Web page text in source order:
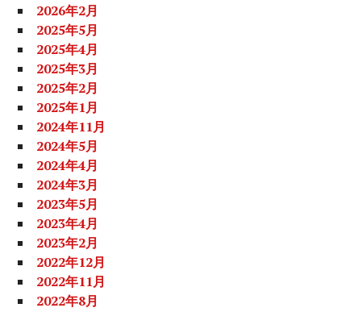
2026年2月
2025年5月
2025年4月
2025年3月
2025年2月
2025年1月
2024年11月
2024年5月
2024年4月
2024年3月
2023年5月
2023年4月
2023年2月
2022年12月
2022年11月
2022年8月